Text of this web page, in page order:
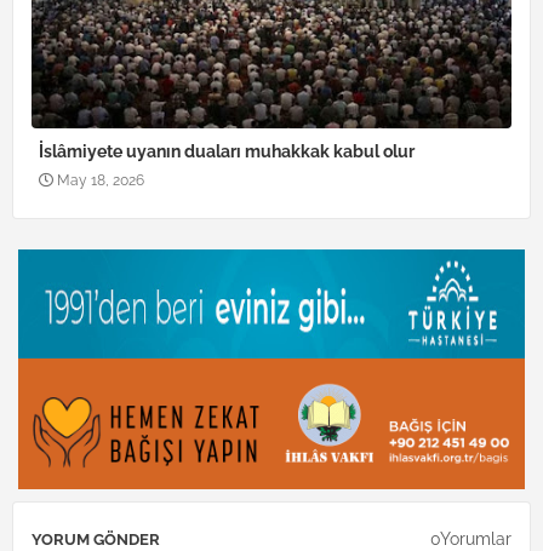
İslâmiyete uyanın duaları muhakkak kabul olur
May 18, 2026
YORUM GÖNDER 0Yorumlar